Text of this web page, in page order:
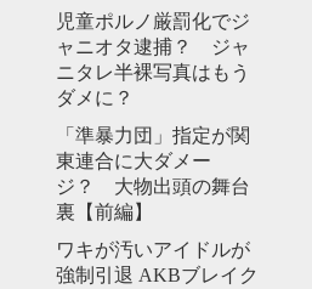
児童ポルノ厳罰化でジ
ャニオタ逮捕？ ジャ
ニタレ半裸写真はもう
ダメに？
「準暴力団」指定が関
東連合に大ダメー
ジ？ 大物出頭の舞台
裏【前編】
ワキが汚いアイドルが
強制引退 AKBブレイク